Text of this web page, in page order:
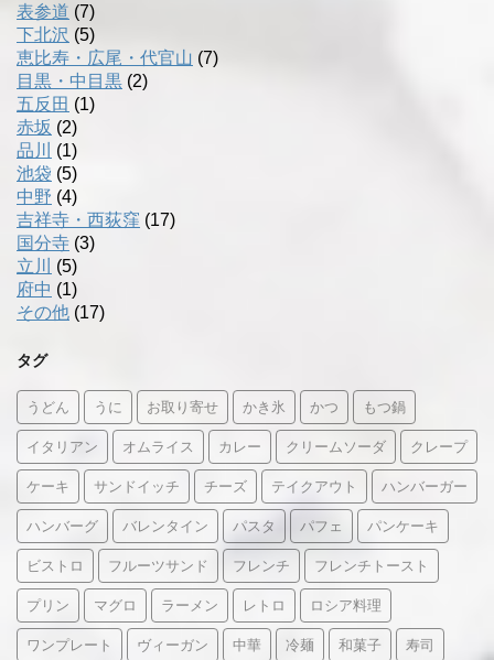
表参道 (7)
下北沢 (5)
恵比寿・広尾・代官山 (7)
目黒・中目黒 (2)
五反田 (1)
赤坂 (2)
品川
(1)
池袋 (5)
中野 (4)
吉祥寺・西荻窪 (17)
国分寺 (3)
立川
(5)
府中 (1)
その他 (17)
タグ
うどん うに お取り寄せ かき氷 かつ もつ鍋
イタリアン オムライス カレー クリームソーダ クレープ
ケーキ サンドイッチ チーズ テイクアウト ハンバーガー
ハンバーグ バレンタイン パスタ パフェ パンケーキ
ビストロ フルーツサンド フレンチ フレンチトースト
プリン マグロ ラーメン レトロ ロシア料理
ワンプレート ヴィーガン 中華 冷麺 和菓子 寿司